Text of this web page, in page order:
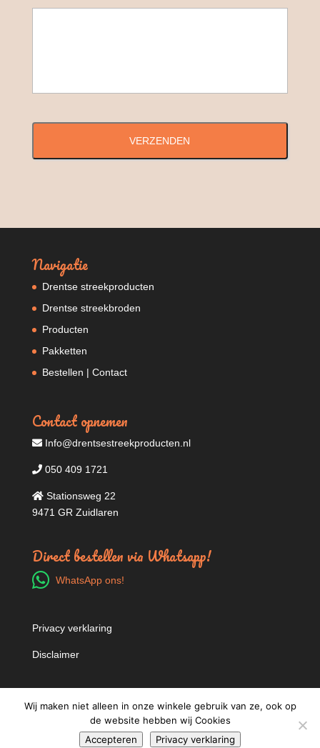
Navigatie
Drentse streekproducten
Drentse streekbroden
Producten
Pakketten
Bestellen | Contact
Contact opnemen
Info@drentsestreekproducten.nl
050 409 1721
Stationsweg 22
9471 GR Zuidlaren
Direct bestellen via Whatsapp!
WhatsApp ons!
Privacy verklaring
Disclaimer
Deze website word beheerd doorForesttree
Wij maken niet alleen in onze winkele gebruik van ze, ook op
de website hebben wij Cookies
Accepteren
Privacy verklaring